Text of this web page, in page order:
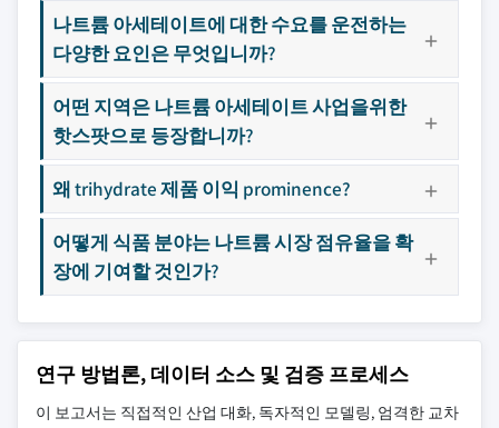
나트륨 아세테이트에 대한 수요를 운전하는
다양한 요인은 무엇입니까?
어떤 지역은 나트륨 아세테이트 사업을위한
핫스팟으로 등장합니까?
왜 trihydrate 제품 이익 prominence?
어떻게 식품 분야는 나트륨 시장 점유율을 확
장에 기여할 것인가?
연구 방법론, 데이터 소스 및 검증 프로세스
이 보고서는 직접적인 산업 대화, 독자적인 모델링, 엄격한 교차